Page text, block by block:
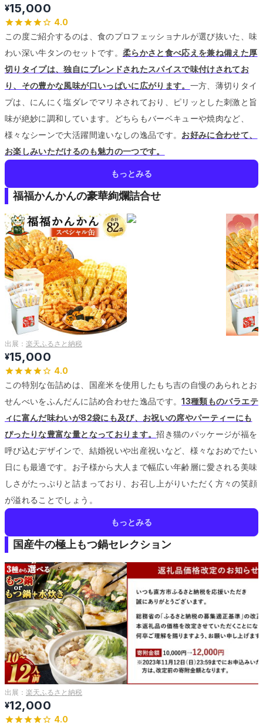
¥15,000
4.0
この度ご紹介するのは、食のプロフェッショナルが選び抜いた、味
わい深い牛タンのセットです。 柔らかさと食べ応えを兼ね備えた厚
切りタイプは、独自にブレンドされたスパイスで味付けされてお
り、その豊かな風味が口いっぱいに広がります。 一方、薄切りタイ
プは、にんにく塩ダレでマリネされており、ピリッとした刺激と旨
味が絶妙に調和しています。
どちらもバーベキューや焼肉など、
様々なシーンで大活躍間違いなしの逸品です。 お好みに合わせて、
お楽しみいただけるのも魅力の一つです。
もっとみる
福福かんかんの豪華絢爛詰合せ
出展： 楽天ふるさと納税
¥15,000
4.0
この特別な缶詰めは、国産米を使用したもち吉の自慢のあられとお
せんべいをふんだんに詰め合わせた逸品です。13種類ものバラエテ
ィに富んだ味わいが82袋にも及び、お祝いの席やパーティーにも
ぴったりな豊富な量となっております。招き猫のパッケージが福を
呼び込むデザインで、結婚祝いや出産祝いなど、様々なおめでたい
日にも最適です。 お子様から大人まで幅広い年齢層に愛される美味
しさがたっぷりと詰まっており、お召し上がりいただく方々の笑顔
が溢れることでしょう。
もっとみる
国産牛の極上もつ鍋セレクション
出展： 楽天ふるさと納税
¥12,000
4.0